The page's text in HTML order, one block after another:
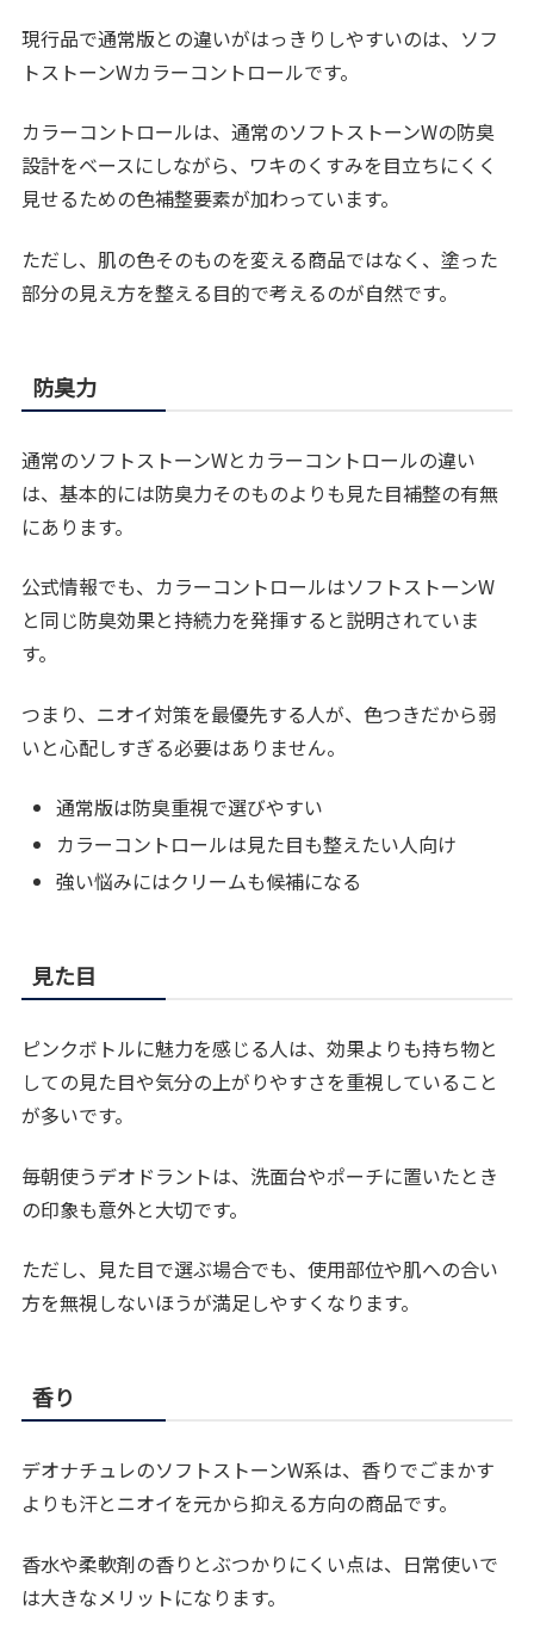
現行品で通常版との違いがはっきりしやすいのは、ソフ
トストーンWカラーコントロールです。
カラーコントロールは、通常のソフトストーンWの防臭
設計をベースにしながら、ワキのくすみを目立ちにくく
見せるための色補整要素が加わっています。
ただし、肌の色そのものを変える商品ではなく、塗った
部分の見え方を整える目的で考えるのが自然です。
防臭力
通常のソフトストーンWとカラーコントロールの違い
は、基本的には防臭力そのものよりも見た目補整の有無
にあります。
公式情報でも、カラーコントロールはソフトストーンW
と同じ防臭効果と持続力を発揮すると説明されていま
す。
つまり、ニオイ対策を最優先する人が、色つきだから弱
いと心配しすぎる必要はありません。
通常版は防臭重視で選びやすい
カラーコントロールは見た目も整えたい人向け
強い悩みにはクリームも候補になる
見た目
ピンクボトルに魅力を感じる人は、効果よりも持ち物と
しての見た目や気分の上がりやすさを重視していること
が多いです。
毎朝使うデオドラントは、洗面台やポーチに置いたとき
の印象も意外と大切です。
ただし、見た目で選ぶ場合でも、使用部位や肌への合い
方を無視しないほうが満足しやすくなります。
香り
デオナチュレのソフトストーンW系は、香りでごまかす
よりも汗とニオイを元から抑える方向の商品です。
香水や柔軟剤の香りとぶつかりにくい点は、日常使いで
は大きなメリットになります。